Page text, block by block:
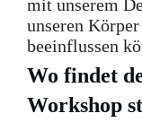
mit unserem
unseren Körper
beeinflussen
Wo findet
Workshop